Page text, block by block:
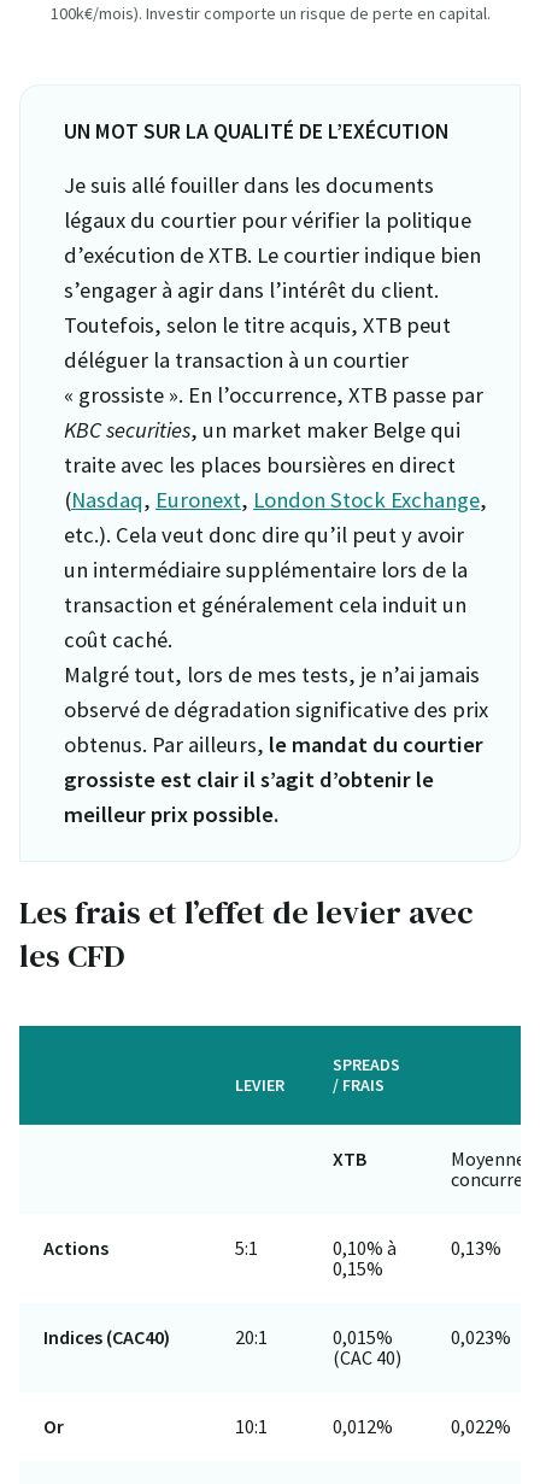
100k€/mois). Investir comporte un risque de perte en capital.
UN MOT SUR LA QUALITÉ DE L’EXÉCUTION
Je suis allé fouiller dans les documents
légaux du courtier pour vérifier la politique
d’exécution de XTB. Le courtier indique bien
s’engager à agir dans l’intérêt du client.
Toutefois, selon le titre acquis, XTB peut
déléguer la transaction à un courtier
« grossiste ». En l’occurrence, XTB passe par
KBC securities, un market maker Belge qui
traite avec les places boursières en direct
(Nasdaq, Euronext, London Stock Exchange,
etc.). Cela veut donc dire qu’il peut y avoir
un intermédiaire supplémentaire lors de la
transaction et généralement cela induit un
coût caché.
Malgré tout, lors de mes tests, je n’ai jamais
observé de dégradation significative des prix
obtenus. Par ailleurs, le mandat du courtier
grossiste est clair il s’agit d’obtenir le
meilleur prix possible.
Les frais et l’effet de levier avec
les CFD
LEVIER
SPREADS
/ FRAIS
XTB
Moyenne
Actions 5:1
0,10% à
0,15%
0,13%
Indices (CAC40) 20:1
0,015%
(CAC 40)
0,023%
Or 10:1 0,012% 0,022%